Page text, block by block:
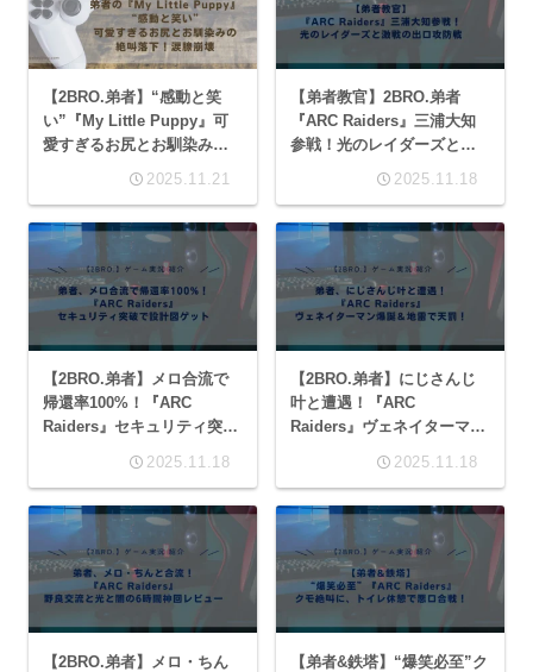
【2BRO.弟者】“感動と笑
い”『My Little Puppy』可
愛すぎるお尻とお馴染みの
絶叫落下！涙腺崩壊の実況
2025.11.21
【弟者教官】2BRO.弟者
『ARC Raiders』三浦大知
参戦！光のレイダーズと激
戦の出口攻防戦レビュー
2025.11.18
【2BRO.弟者】メロ合流で
帰還率100%！『ARC
Raiders』セキュリティ突破
2025.11.18
【2BRO.弟者】にじさんじ
叶と遭遇！『ARC
Raiders』ヴェネイターマン
2025.11.18
【2BRO.弟者】メロ・ちん
【弟者&鉄塔】“爆笑必至”ク